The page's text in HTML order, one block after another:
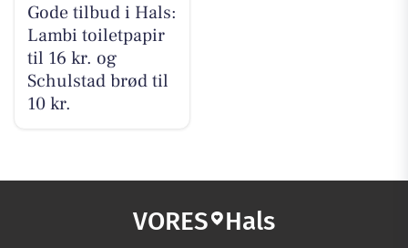
Gode tilbud i Hals:
Lambi toiletpapir
til 16 kr. og
Schulstad brød til
10 kr.
VORES Hals